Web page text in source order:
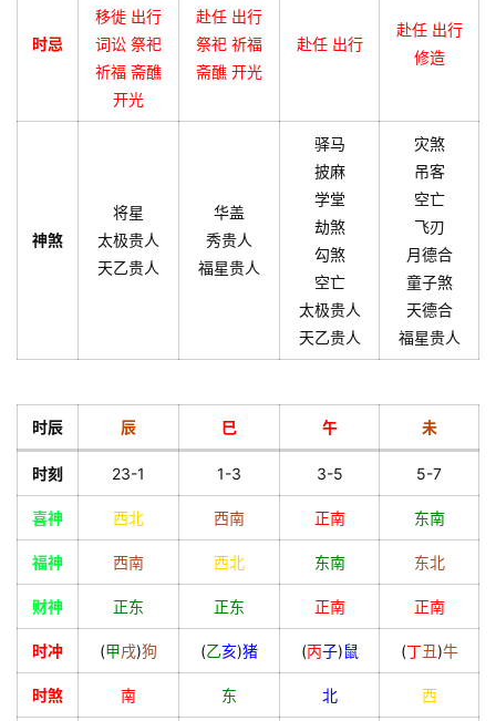
时忌
移徙 出行
词讼 祭祀
祈福 斋醮
开光
赴任 出行
祭祀 祈福
斋醮 开光
赴任 出行
赴任 出行
修造
神煞
将星
太极贵人
天乙贵人
华盖
秀贵人
福星贵人
驿马
披麻
学堂
劫煞
勾煞
空亡
太极贵人
天乙贵人
灾煞
吊客
空亡
飞刃
月德合
童子煞
天德合
福星贵人
时辰 辰 巳 午 未
时刻 23-1 1-3 3-5 5-7
喜神 西北 西南 正南 东南
福神 西南 西北 东南 东北
财神 正东 正东 正南 正南
时冲 (甲戌)狗 (乙亥)猪 (丙子)鼠 (丁丑)牛
时煞 南 东 北 西